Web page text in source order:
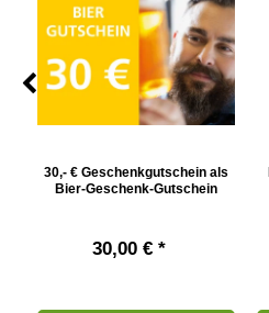
30,- € Geschenkgutschein als
Bier-Geschenk-Gutschein
30,00 € *